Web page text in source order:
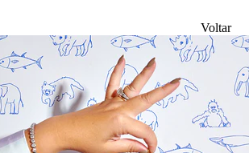
Voltar